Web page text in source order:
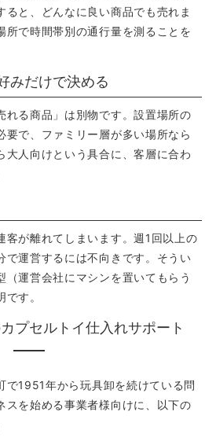
と、どんなに良い商品でも売れま
所で時間帯別の通行量を測ることを
みだけで決める
れる商品」は別物です。設置場所の
要で、ファミリー層が多い場所なら
大人向けという具合に、客層に合わ
客が離れてしまいます。週1回以上の
で運営するには不向きです。そうい
（運営会社にマシンを置いてもらう
す。
プセルトイ仕入れサポート
で1951年から玩具卸を続けている問
スを始める事業者様向けに、以下の